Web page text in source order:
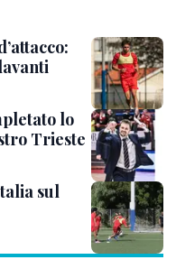
lo
Trieste
sul